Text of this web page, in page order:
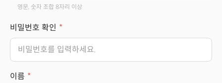
영문, 숫자 조합 8자리 이상
비밀번호 확인
이름